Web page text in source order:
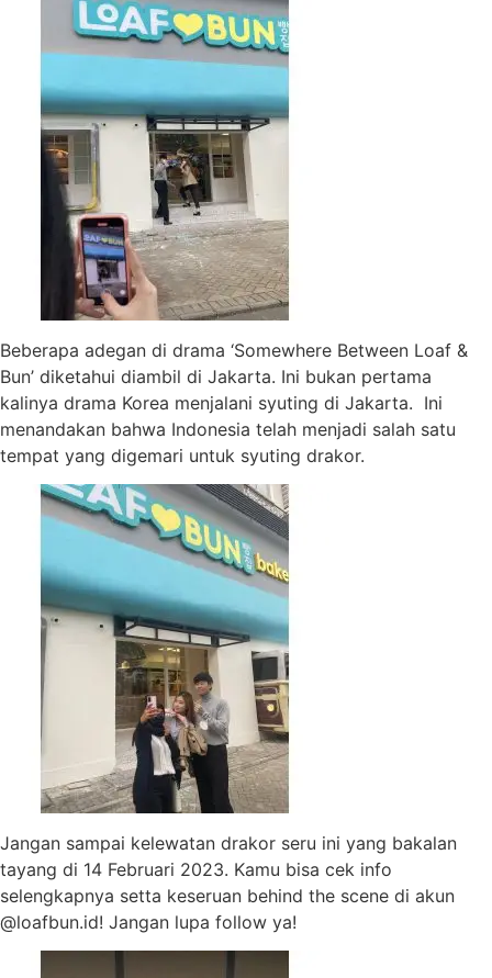
Beberapa adegan di drama ‘Somewhere Between Loaf &
Bun’ diketahui diambil di Jakarta. Ini bukan pertama
kalinya drama Korea menjalani syuting di Jakarta. Ini
menandakan bahwa Indonesia telah menjadi salah satu
tempat yang digemari untuk syuting drakor.
Jangan sampai kelewatan drakor seru ini yang bakalan
tayang di 14 Februari 2023. Kamu bisa cek info
selengkapnya setta keseruan behind the scene di akun
@loafbun.id! Jangan lupa follow ya!